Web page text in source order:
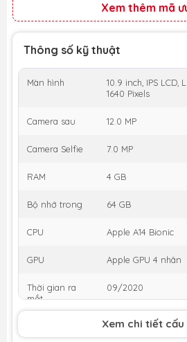
Xem thêm mã
Thông số kỹ thuật
Màn hình
10.9 inch, IPS LCD,
1640 Pixels
Camera sau 12.0 MP
Camera Selfie 7.0 MP
RAM 4 GB
Bộ nhớ trong 64 GB
CPU Apple A14 Bionic
GPU Apple GPU 4 nhân
Thời gian ra
mắt
09/2020
Xem chi tiết cấu